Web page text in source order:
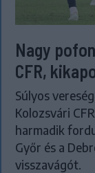
Nagy
CFR,
Súlyos
Kolozsvári
harmadik
Győr és a
visszavágót.